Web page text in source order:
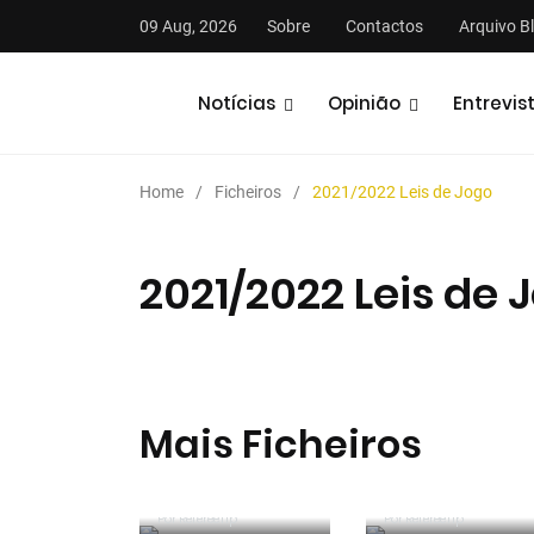
09 Aug, 2026 Sobre Contactos Arquivo
Notícias Opinião
Home Ficheiros 2021/2022 Leis de Jogo
2021/2022 Leis de
Mais Ficheiros
2025/2026
Árbitros de
Por RefereeTip Por RefereeTip